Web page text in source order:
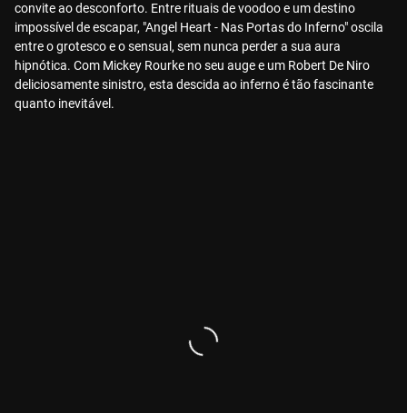
convite ao desconforto. Entre rituais de voodoo e um destino
impossível de escapar, "Angel Heart - Nas Portas do Inferno" oscila
entre o grotesco e o sensual, sem nunca perder a sua aura
hipnótica. Com Mickey Rourke no seu auge e um Robert De Niro
deliciosamente sinistro, esta descida ao inferno é tão fascinante
quanto inevitável.